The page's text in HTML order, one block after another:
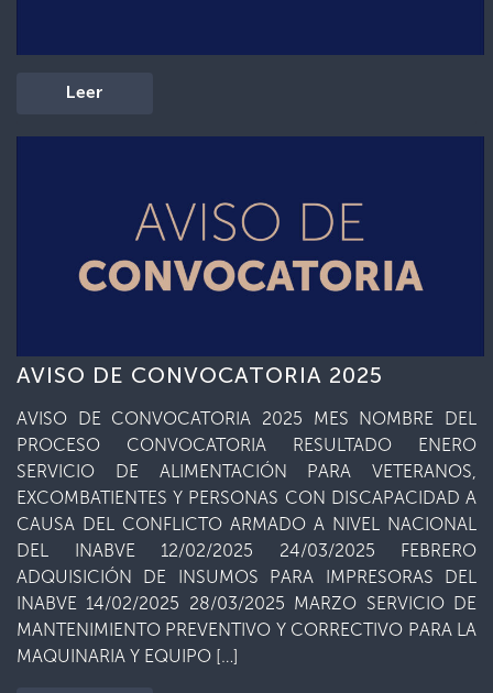
Leer
AVISO DE CONVOCATORIA 2025
AVISO DE CONVOCATORIA 2025 MES NOMBRE DEL
PROCESO CONVOCATORIA RESULTADO ENERO
SERVICIO DE ALIMENTACIÓN PARA VETERANOS,
EXCOMBATIENTES Y PERSONAS CON DISCAPACIDAD A
CAUSA DEL CONFLICTO ARMADO A NIVEL NACIONAL
DEL INABVE 12/02/2025 24/03/2025 FEBRERO
ADQUISICIÓN DE INSUMOS PARA IMPRESORAS DEL
INABVE 14/02/2025 28/03/2025 MARZO SERVICIO DE
MANTENIMIENTO PREVENTIVO Y CORRECTIVO PARA LA
MAQUINARIA Y EQUIPO […]